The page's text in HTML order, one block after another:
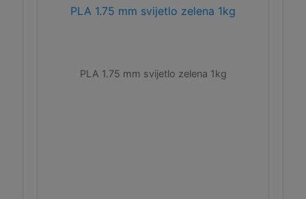
PLA 1.75 mm svijetlo zelena 1kg
PLA 1.75 mm svijetlo zelena 1kg